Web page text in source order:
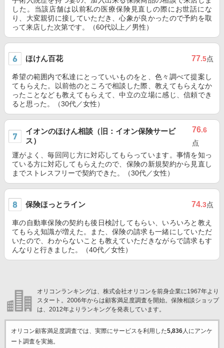
した。当該店舗は以前私の医療保険見直しの際にお世話にな
り、大変親切に接していただき、心象が良かったので予約を取
って来店した次第です。（60代以上／男性）
ほけん百花 77.5点
希望の範囲内で私達にとっていいものをと、色々調べて提案し
てもらえた。以前他のところで相談した際、教えてもらえなか
ったことなども教えてもらえて、中立の立場に感じ、信頼でき
ると思った。（30代／女性）
イオンのほけん相談（旧：イオン保険サービ
ス）
76.6
点
運がよく、毎回同じ方に対応してもらっています。事情を知っ
ている方に対応してもらえたので、保険の新規契約から見直し
までストレスフリーで契約できた。（30代／女性）
保険ほっとライン 74.3点
車の自動車保険の契約も後日検討してもらい、いろいろと教え
てもらえ知識が増えた。また、保険の請求も一緒にしていただ
いたので、わからないことも教えていただきながらで請求もす
んなりと行きました。（40代／女性）
オリコンランキングは、株式会社オリコンを前身企業に1967年より
スタート。2006年からは顧客満足度調査を開始。保険相談ショップ
は、2012年よりランキングを発表しています。
オリコン顧客満足度調査では、実際にサービスを利用した5,836人にアンケ
ート調査を実施。